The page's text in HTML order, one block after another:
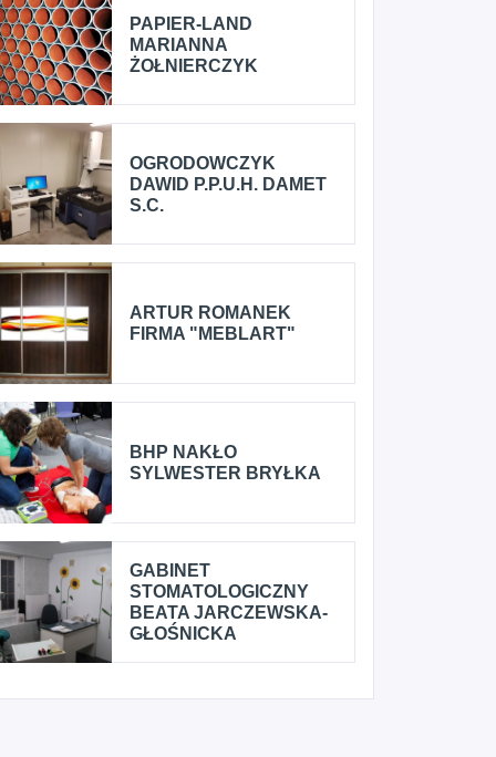
PAPIER-LAND
MARIANNA
ŻOŁNIERCZYK
OGRODOWCZYK
DAWID P.P.U.H. DAMET
S.C.
ARTUR ROMANEK
FIRMA "MEBLART"
BHP NAKŁO
SYLWESTER BRYŁKA
GABINET
STOMATOLOGICZNY
BEATA JARCZEWSKA-
GŁOŚNICKA